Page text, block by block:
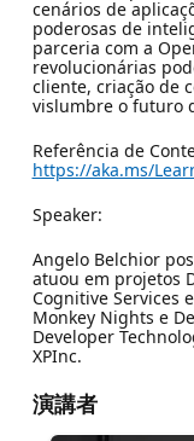
cenários de
poderosas de
parceria com a
revolucionárias
cliente, criação de
vislumbre o futuro
Referência de
https://aka.ms/
Speaker:
Angelo Belchior
atuou em projetos
Cognitive Services
Monkey Nights e
Developer
XPInc.
演講者